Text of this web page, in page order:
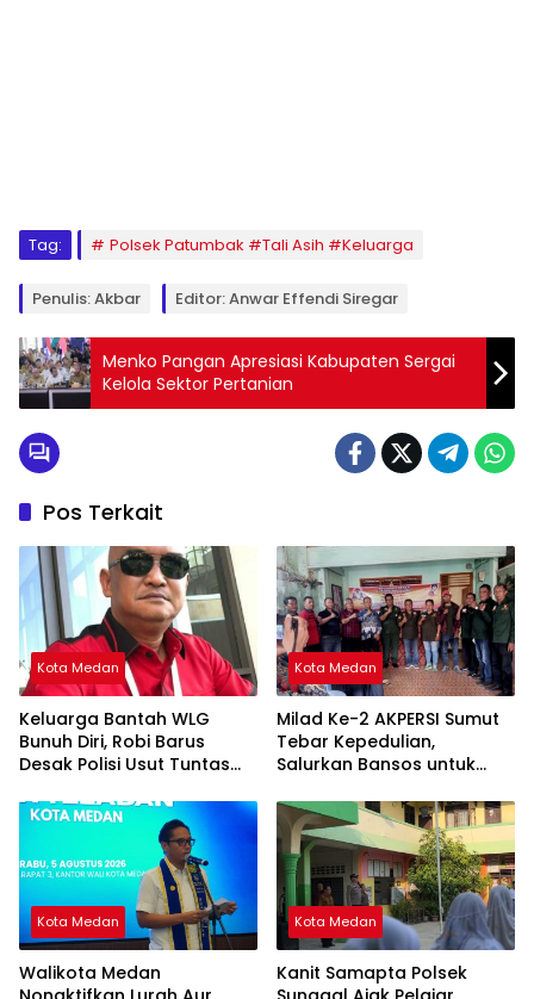
Tag: Polsek Patumbak #Tali Asih #Keluarga
Penulis: Akbar Editor: Anwar Effendi Siregar
Menko Pangan Apresiasi Kabupaten Sergai
Kelola Sektor Pertanian
Pos Terkait
Kota Medan
Keluarga Bantah WLG
Bunuh Diri, Robi Barus
Desak Polisi Usut Tuntas
Kota Medan
Milad Ke-2 AKPERSI Sumut
Tebar Kepedulian,
Salurkan Bansos untuk
Yatim
Kota Medan
Walikota Medan
Kota Medan
Kanit Samapta Polsek